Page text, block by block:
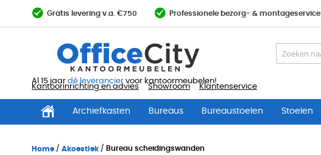
Gratis levering v.a. €750 Professionele bezorg- & montageservice
Al 15 jaar dé leverancier voor kantoormeubelen!
Kantoorinrichting en advies Showroom Klantenservice
Archiefkasten Bureaus Bureaustoelen Stoelen
Home Akoestiek Bureau scheidingswanden